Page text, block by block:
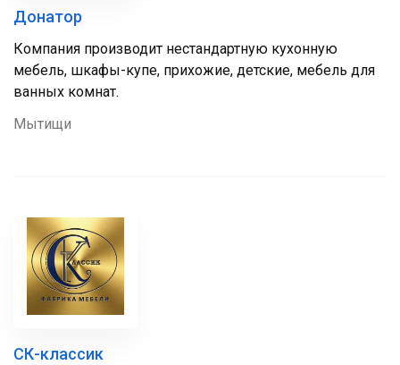
Донатор
Компания производит нестандартную кухонную
мебель, шкафы-купе, прихожие, детские, мебель для
ванных комнат.
Мытищи
СК-классик